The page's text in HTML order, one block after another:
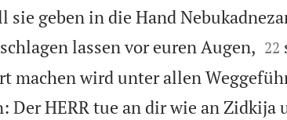
sie geben in die Hand
lassen vor euren Augen,
22
machen wird unter allen
Der HERR tue an dir wie an Zidkija